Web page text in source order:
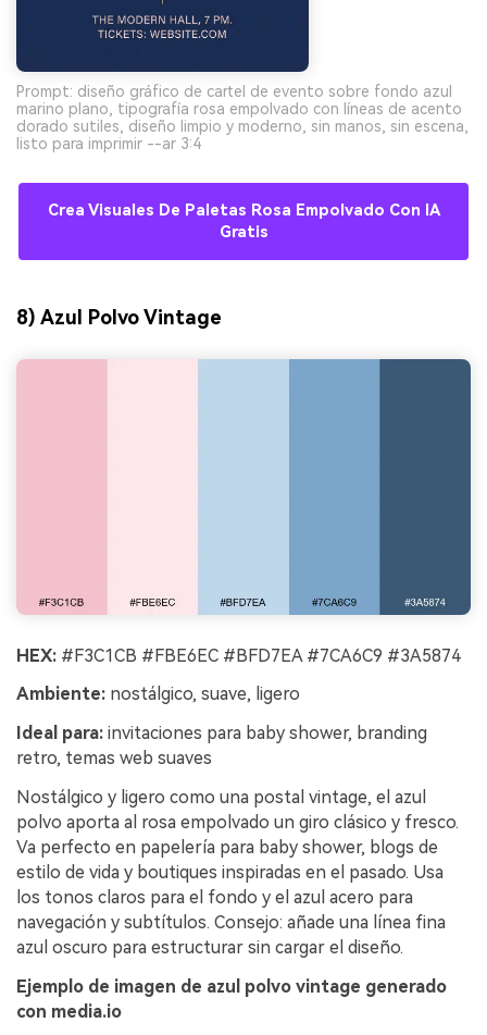
Prompt: diseño gráfico de cartel de evento sobre fondo azul
marino plano, tipografía rosa empolvado con líneas de acento
dorado sutiles, diseño limpio y moderno, sin manos, sin escena,
listo para imprimir --ar 3:4
Crea Visuales De Paletas Rosa Empolvado Con IA
Gratis
8) Azul Polvo Vintage
HEX: #F3C1CB #FBE6EC #BFD7EA #7CA6C9 #3A5874
Ambiente: nostálgico, suave, ligero
Ideal para: invitaciones para baby shower, branding
retro, temas web suaves
Nostálgico y ligero como una postal vintage, el azul
polvo aporta al rosa empolvado un giro clásico y fresco.
Va perfecto en papelería para baby shower, blogs de
estilo de vida y boutiques inspiradas en el pasado. Usa
los tonos claros para el fondo y el azul acero para
navegación y subtítulos. Consejo: añade una línea fina
azul oscuro para estructurar sin cargar el diseño.
Ejemplo de imagen de azul polvo vintage generado
con media.io